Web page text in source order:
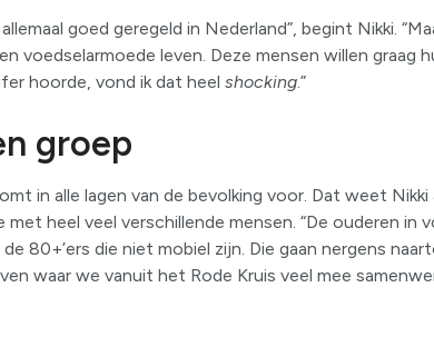
goed geregeld in Nederland”, begint Nikki.
voedselarmoede leven. Deze mensen willen graag
hoorde, vond ik dat heel shocking.”
groep
in alle lagen van de bevolking voor. Dat weet Nikki
met heel veel verschillende mensen. “De ouderen in
80+’ers die niet mobiel zijn. Die gaan nergens
waar we vanuit het Rode Kruis veel mee